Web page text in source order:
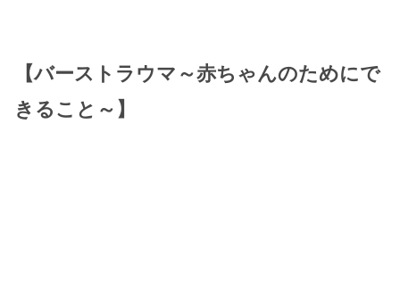
【バーストラウマ～赤ちゃんのためにで
きること～】